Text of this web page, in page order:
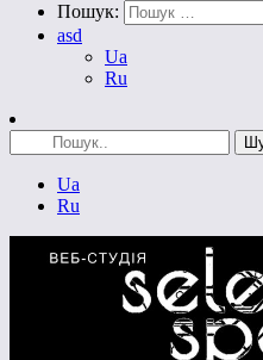
Пошук:
asd
Ua
Ru
Ua
Ru